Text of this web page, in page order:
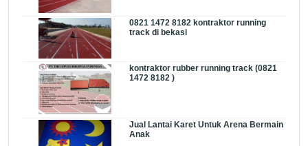
0821 1472 8182 kontraktor running
track di bekasi
kontraktor rubber running track (0821
1472 8182 )
Jual Lantai Karet Untuk Arena Bermain
Anak